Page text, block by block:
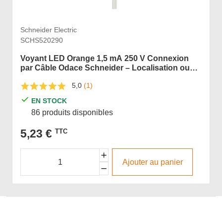
Schneider Electric
SCHS520290
Voyant LED Orange 1,5 mA 250 V Connexion
par Câble Odace Schneider – Localisation ou
5,0 (1)
EN STOCK
86 produits disponibles
5,23 € TTC
Ajouter au panier